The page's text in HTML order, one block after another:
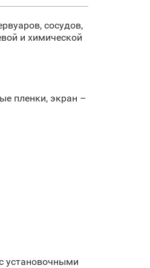
сосудов,
и химической
пленки, экран –
установочными